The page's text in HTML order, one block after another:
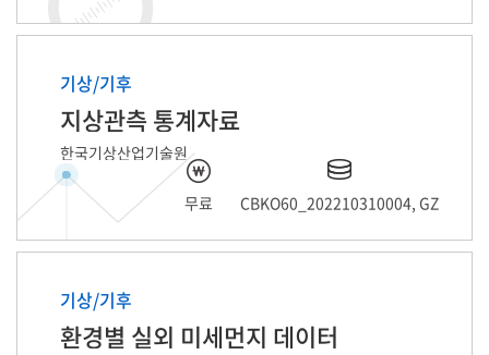
기상/기후
지상관측 통계자료
한국기상산업기술원
무료 CBKO60_202210310004, GZ
기상/기후
환경별 실외 미세먼지 데이터